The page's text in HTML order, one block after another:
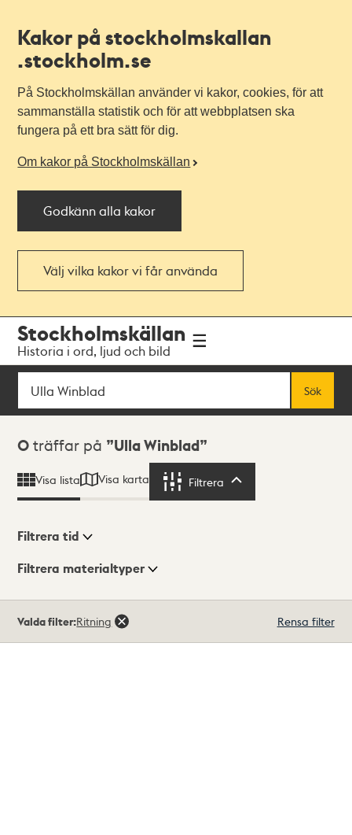
Kakor på stockholmskallan
.stockholm.se
På Stockholmskällan använder vi kakor, cookies, för att
sammanställa statistik och för att webbplatsen ska
fungera på ett bra sätt för dig.
Om kakor på Stockholmskällan
Godkänn alla kakor
Välj vilka kakor vi får använda
navigationen
huvudinnehållet
Stockholmskällan
Historia i ord, ljud och bild
Sök
Sök
Sökresultat
0 träffar på Ulla Winblad
Visa lista Visa karta Filtrera
Visningsläge
Filtrera tid
Filtrera materialtyper
träffar
Valda filter:Ritning Rensa filter